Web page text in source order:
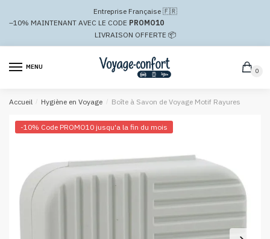
navigation
Entreprise Française 🇫🇷
–10% MAINTENANT AVEC LE CODE PROMO10
LIVRAISON OFFERTE 📦
MENU
0
Accueil / Hygiène en Voyage / Boîte à Savon de Voyage Motif Rayures
-10% Code PROMO10 jusqu'a la fin du mois